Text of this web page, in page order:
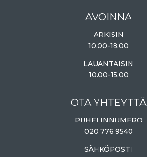
AVOINNA
ARKISIN
10.00-18.00
LAUANTAISIN
10.00-15.00
OTA YHTEYTTÄ
PUHELINNUMERO
020 776 9540
SÄHKÖPOSTI